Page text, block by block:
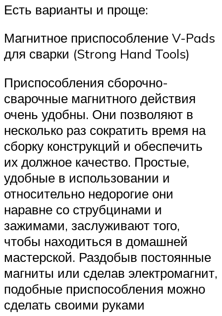
Есть варианты и проще:
Магнитное приспособление V-Pads
для сварки (Strong Hand Tools)
Приспособления сборочно-
сварочные магнитного действия
очень удобны. Они позволяют в
несколько раз сократить время на
сборку конструкций и обеспечить
их должное качество. Простые,
удобные в использовании и
относительно недорогие они
наравне со струбцинами и
зажимами, заслуживают того,
чтобы находиться в домашней
мастерской. Раздобыв постоянные
магниты или сделав электромагнит,
подобные приспособления можно
сделать своими руками